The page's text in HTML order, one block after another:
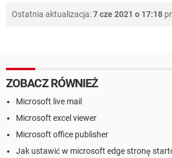
Ostatnia aktualizacja:7 cze 2021 o 17:18
ZOBACZ RÓWNIEŻ
Microsoft live mail
Microsoft excel viewer
Microsoft office publisher
Jak ustawić w microsoft edge stronę